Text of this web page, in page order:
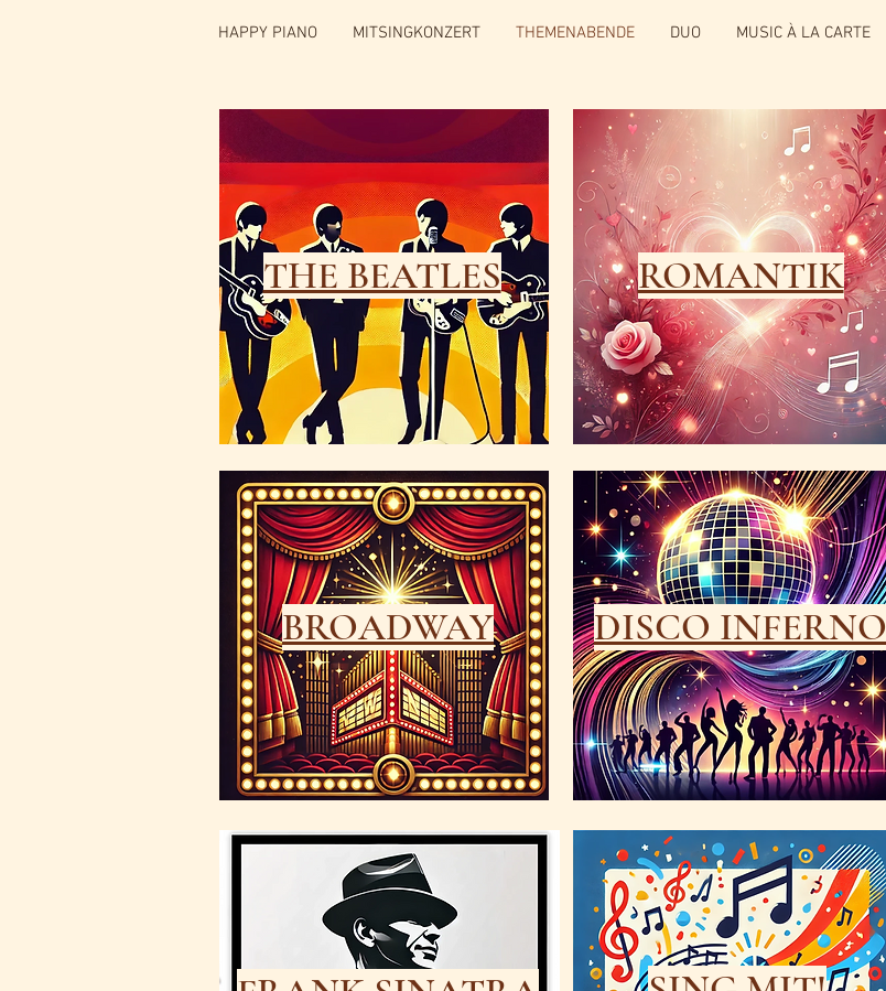
HAPPY PIANO MITSINGKONZERT THEMENABENDE DUO MUSIC À LA CARTE
THE BEATLES ROMANTIK
BROADWAY DISCO INFERNO